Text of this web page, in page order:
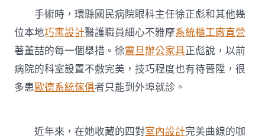
手術時，環縣國民病院眼科主任徐正彪和其他幾
位本地巧寓設計醫護職員細心不雅摩系統櫃工廠直營
著董喆的每一個舉措。徐震旦辦公家具正彪說，以前
病院的科室設置不敷完美，技巧程度也有待晉陞，很
多患歐德系統傢俱者只能到外埠就診。
近年來，在她收藏的四對室內設計完美曲線的咖